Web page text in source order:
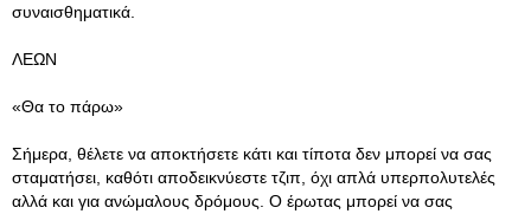
συναισθηματικά.
ΛΕΩΝ
«Θα το πάρω»
Σήμερα, θέλετε να αποκτήσετε κάτι και τίποτα δεν μπορεί να σας
σταματήσει, καθότι αποδεικνύεστε τζιπ, όχι απλά υπερπολυτελές
αλλά και για ανώμαλους δρόμους. Ο έρωτας μπορεί να σας